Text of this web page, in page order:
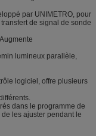
par UNIMETRO, pour
de signal de sonde
lumineux parallèle,
logiciel, offre plusieurs
dans le programme de
les ajuster pendant le